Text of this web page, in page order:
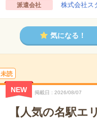
派遣会社 株式会社ス
気になる！
未読
NEW 掲載日 2026/08/07
【人気の名駅